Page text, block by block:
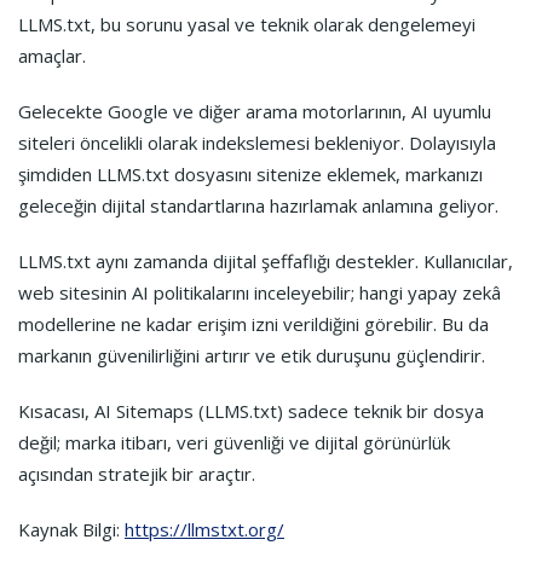
LLMS.txt, bu sorunu yasal ve teknik olarak dengelemeyi
amaçlar.
Gelecekte Google ve diğer arama motorlarının, AI uyumlu
siteleri öncelikli olarak indekslemesi bekleniyor. Dolayısıyla
şimdiden LLMS.txt dosyasını sitenize eklemek, markanızı
geleceğin dijital standartlarına hazırlamak anlamına geliyor.
LLMS.txt aynı zamanda dijital şeffaflığı destekler. Kullanıcılar,
web sitesinin AI politikalarını inceleyebilir; hangi yapay zekâ
modellerine ne kadar erişim izni verildiğini görebilir. Bu da
markanın güvenilirliğini artırır ve etik duruşunu güçlendirir.
Kısacası, AI Sitemaps (LLMS.txt) sadece teknik bir dosya
değil; marka itibarı, veri güvenliği ve dijital görünürlük
açısından stratejik bir araçtır.
Kaynak Bilgi: https://llmstxt.org/